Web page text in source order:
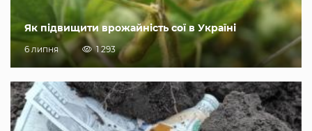
Як підвищити врожайність сої в Україні
6 липня 1 293